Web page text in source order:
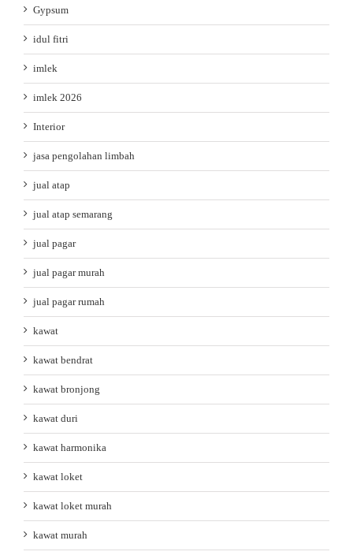
Gypsum
idul fitri
imlek
imlek 2026
Interior
jasa pengolahan limbah
jual atap
jual atap semarang
jual pagar
jual pagar murah
jual pagar rumah
kawat
kawat bendrat
kawat bronjong
kawat duri
kawat harmonika
kawat loket
kawat loket murah
kawat murah